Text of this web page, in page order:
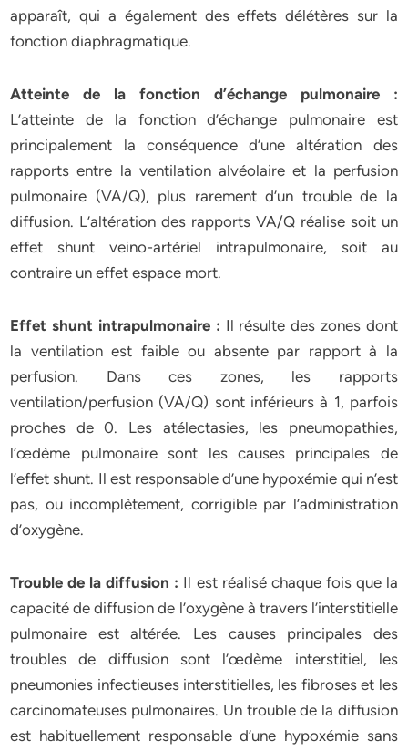
apparaît, qui a également des effets délétères sur la
fonction diaphragmatique.
Atteinte de la fonction d’échange pulmonaire :
L’atteinte de la fonction d’échange pulmonaire est
principalement la conséquence d’une altération des
rapports entre la ventilation alvéolaire et la perfusion
pulmonaire (VA/Q), plus rarement d’un trouble de la
diffusion. L’altération des rapports VA/Q réalise soit un
effet shunt veino-artériel intrapulmonaire, soit au
contraire un effet espace mort.
Effet shunt intrapulmonaire : Il résulte des zones dont
la ventilation est faible ou absente par rapport à la
perfusion. Dans ces zones, les rapports
ventilation/perfusion (VA/Q) sont inférieurs à 1, parfois
proches de 0. Les atélectasies, les pneumopathies,
l’œdème pulmonaire sont les causes principales de
l’effet shunt. Il est responsable d’une hypoxémie qui n’est
pas, ou incomplètement, corrigible par l’administration
d’oxygène.
Trouble de la diffusion : Il est réalisé chaque fois que la
capacité de diffusion de l’oxygène à travers l’interstitielle
pulmonaire est altérée. Les causes principales des
troubles de diffusion sont l’œdème interstitiel, les
pneumonies infectieuses interstitielles, les fibroses et les
carcinomateuses pulmonaires. Un trouble de la diffusion
est habituellement responsable d’une hypoxémie sans